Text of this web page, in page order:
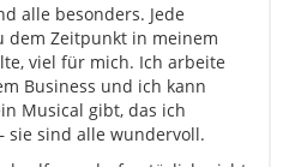
alle besonders. Jede
dem Zeitpunkt in meinem
viel für mich. Ich arbeite
Business und ich kann
Musical gibt, das ich
sie sind alle wundervoll.